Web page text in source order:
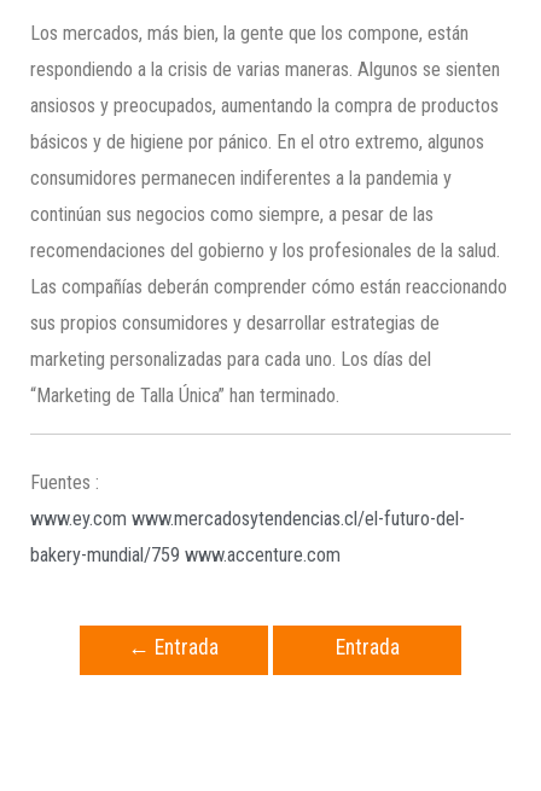
Los mercados, más bien, la gente que los compone, están
respondiendo a la crisis de varias maneras. Algunos se sienten
ansiosos y preocupados, aumentando la compra de productos
básicos y de higiene por pánico. En el otro extremo, algunos
consumidores permanecen indiferentes a la pandemia y
continúan sus negocios como siempre, a pesar de las
recomendaciones del gobierno y los profesionales de la salud.
Las compañías deberán comprender cómo están reaccionando
sus propios consumidores y desarrollar estrategias de
marketing personalizadas para cada uno. Los días del
“Marketing de Talla Única” han terminado.
Fuentes :
www.ey.com www.mercadosytendencias.cl/el-futuro-del-
bakery-mundial/759 www.accenture.com
← Entrada
Entrada